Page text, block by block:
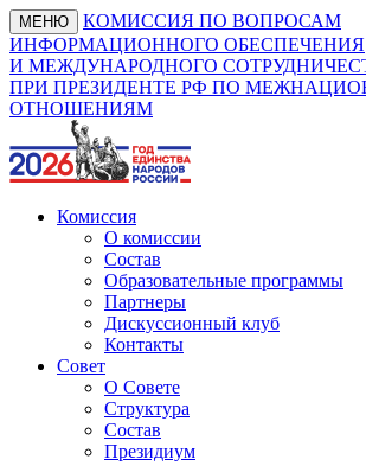
МЕНЮ
КОМИССИЯ ПО ВОПРОСАМ
ИНФОРМАЦИОННОГО ОБЕСПЕЧЕНИЯ
И МЕЖДУНАРОДНОГО
ПРИ ПРЕЗИДЕНТЕ РФ ПО
ОТНОШЕНИЯМ
Комиссия
О комиссии
Состав
Образовательные программы
Партнеры
Дискуссионный клуб
Контакты
Совет
О Совете
Структура
Состав
Президиум